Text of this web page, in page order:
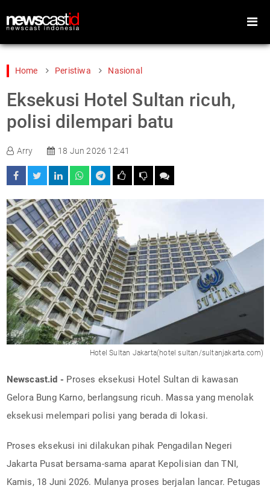
Home
Peristiwa
Games
Home Peristiwa Nasional
Eksekusi Hotel Sultan ricuh,
polisi dilempari batu
Arry 18 Jun 2026 12:41
Hotel Sultan Jakarta(hotel sultan/sultanjakarta.com)
Newscast.id - Proses eksekusi Hotel Sultan di kawasan
Gelora Bung Karno, berlangsung ricuh. Massa yang menolak
eksekusi melempari polisi yang berada di lokasi.
Proses eksekusi ini dilakukan pihak Pengadilan Negeri
Jakarta Pusat bersama-sama aparat Kepolisian dan TNI,
Kamis, 18 Juni 2026. Mulanya proses berjalan lancar. Petugas